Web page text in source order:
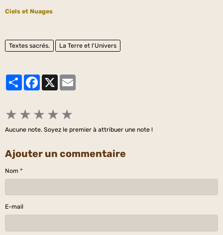
Ciels et Nuages
Textes sacrés. La Terre et l'Univers
PartagerFacebook
★ ★ ★ ★ ★
Aucune note. Soyez le premier à attribuer une note !
Ajouter un commentaire
Nom
E-mail